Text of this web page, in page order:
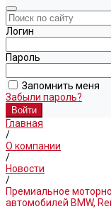
Логин
Пароль
Запомнить меня
Забыли пароль?
Главная
/
О компании
/
Новости
/
Премиальное
автомобилей BMW,